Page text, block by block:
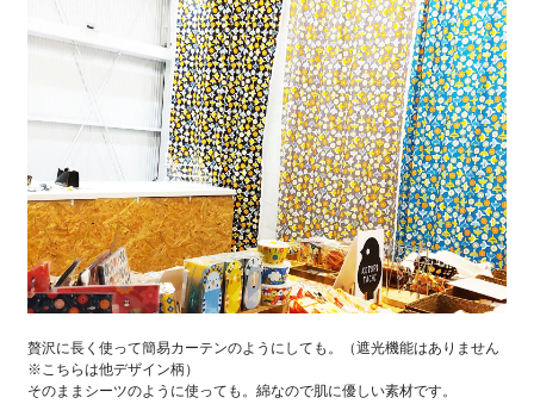
贅沢に長く使って簡易カーテンのようにしても。（遮光機能はありません
※こちらは他デザイン柄）
そのままシーツのように使っても。綿なので肌に優しい素材です。